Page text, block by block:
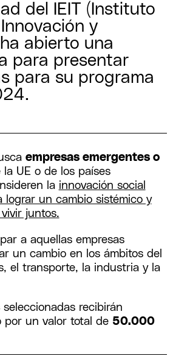
del IEIT (Instituto
y
abierto una
para presentar
para su programa
empresas emergentes o
la UE o de los países
la innovación social
lograr un cambio sistémico y
juntos.
a aquellas empresas
un cambio en los ámbitos del
el transporte, la industria y la
seleccionadas recibirán
por un valor total de 50.000